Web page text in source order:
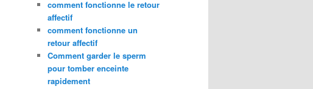
comment fonctionne le retour
affectif
comment fonctionne un
retour affectif
Comment garder le sperm
pour tomber enceinte
rapidement